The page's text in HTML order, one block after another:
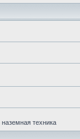
техника